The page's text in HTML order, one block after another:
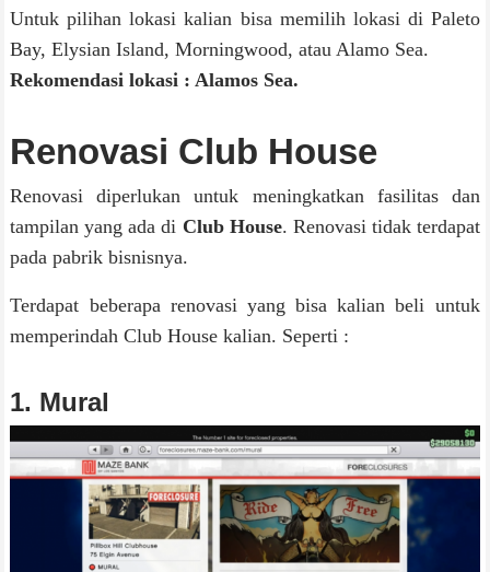
Untuk pilihan lokasi kalian bisa memilih lokasi di Paleto
Bay, Elysian Island, Morningwood, atau Alamo Sea.
Rekomendasi lokasi : Alamos Sea.
Renovasi Club House
Renovasi diperlukan untuk meningkatkan fasilitas dan
tampilan yang ada di Club House. Renovasi tidak terdapat
pada pabrik bisnisnya.
Terdapat beberapa renovasi yang bisa kalian beli untuk
memperindah Club House kalian. Seperti :
1. Mural